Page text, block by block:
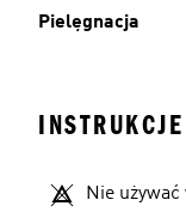
Pielęgnacja
Nie